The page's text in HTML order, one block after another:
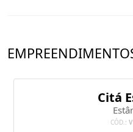
Citá
CÓD.: